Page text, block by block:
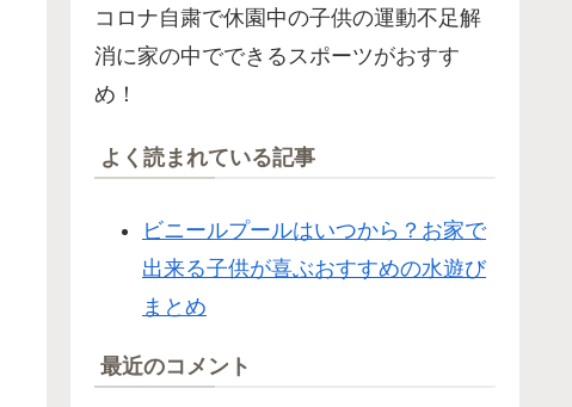
コロナ自粛で休園中の子供の運動不足解
消に家の中でできるスポーツがおすす
め！
よく読まれている記事
ビニールプールはいつから？お家で
出来る子供が喜ぶおすすめの水遊び
まとめ
最近のコメント